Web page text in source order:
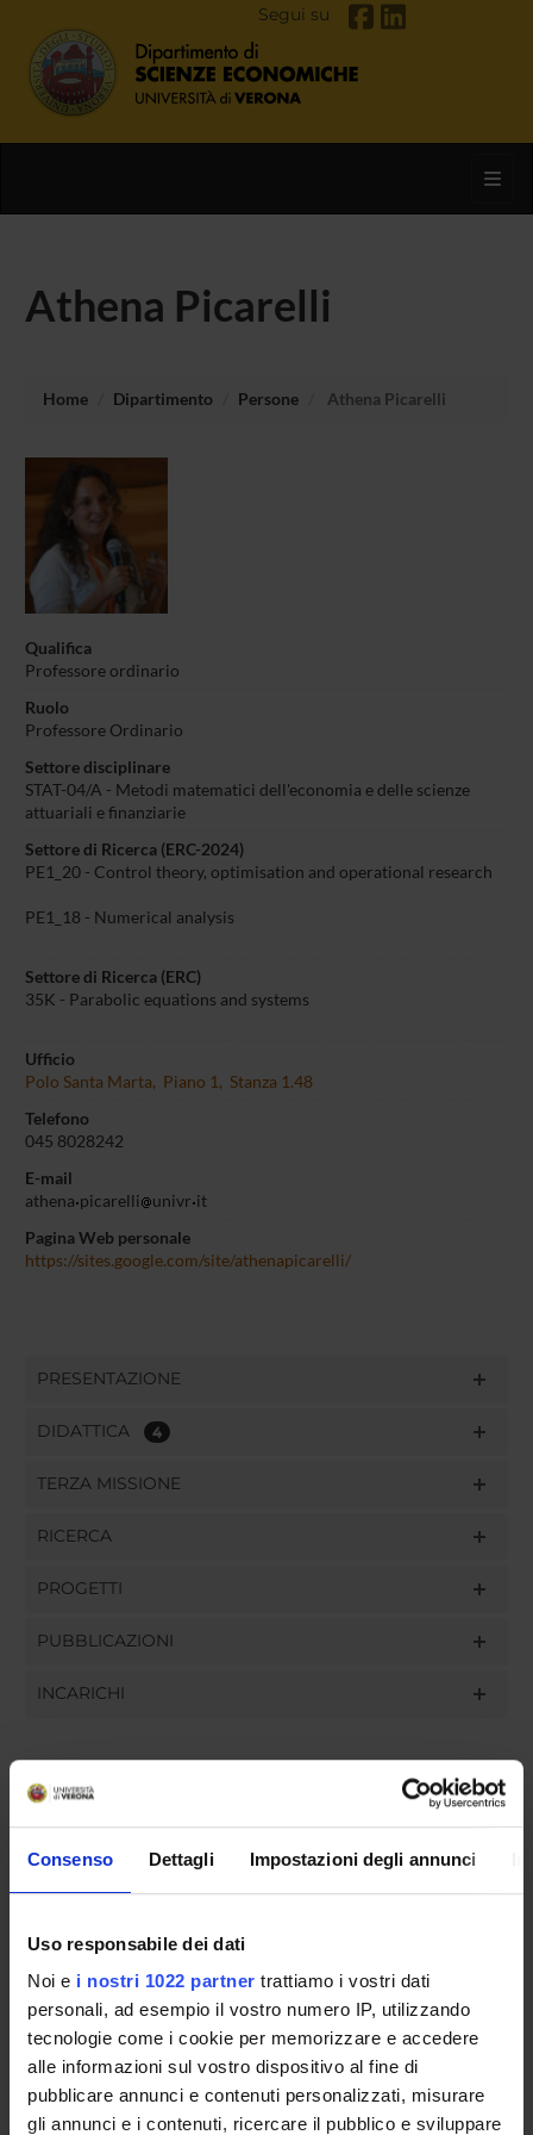
Consenso Dettagli Impostazioni degli annunci
Uso responsabile dei dati
Noi e i nostri 1022 partner trattiamo i vostri dati
personali, ad esempio il vostro numero IP, utilizzando
tecnologie come i cookie per memorizzare e accedere
alle informazioni sul vostro dispositivo al fine di
pubblicare annunci e contenuti personalizzati, misurare
gli annunci e i contenuti, ricercare il pubblico e sviluppare
Segui su
Athena Picarelli
Home Dipartimento Persone Athena Picarelli
Qualifica
Professore ordinario
Ruolo
Professore Ordinario
Settore disciplinare
STAT-04/A - Metodi matematici dell'economia e delle scienze
attuariali e finanziarie
Settore di Ricerca (ERC-2024)
PE1_20 - Control theory, optimisation and operational research
PE1_18 - Numerical analysis
Settore di Ricerca (ERC)
35K - Parabolic equations and systems
Ufficio
Polo Santa Marta, Piano 1, Stanza 1.48
Telefono
045 8028242
E-mail
athena picarelli univr it
Pagina Web personale
https://sites.google.com/site/athenapicarelli/
PRESENTAZIONE
DIDATTICA 4
TERZA MISSIONE
RICERCA
PROGETTI
PUBBLICAZIONI
INCARICHI
ORGANIZZAZIONE
UFFICI E STRUTTURE DI SERVIZIO
SERVIZI DI SEGRETERIA STUDENTI
STRUTTURE DEL DIPARTIMENTO